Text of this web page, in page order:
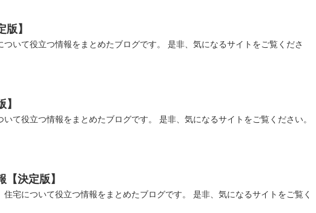
】
ついて役立つ情報をまとめたブログです。 是非、気になるサイトをご覧くださ
いて役立つ情報をまとめたブログです。 是非、気になるサイトをご覧ください。
決定版】
住宅について役立つ情報をまとめたブログです。 是非、気になるサイトをご覧く